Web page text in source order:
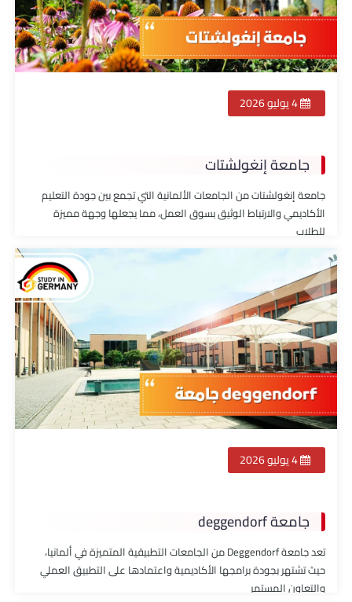
4 يوليو 2026
جامعة إنغولشتات
جامعة إنغولشتات من الجامعات الألمانية التي تجمع بين جودة التعليم
الأكاديمي والارتباط الوثيق بسوق العمل، مما يجعلها وجهة مميزة
للطلاب
4 يوليو 2026
جامعة deggendorf
تعد جامعة Deggendorf من الجامعات التطبيقية المتميزة في ألمانيا،
حيث تشتهر بجودة برامجها الأكاديمية واعتمادها على التطبيق العملي
والتعاون المستمر